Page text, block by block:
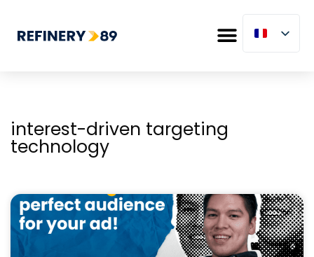
interest-driven targeting
technology